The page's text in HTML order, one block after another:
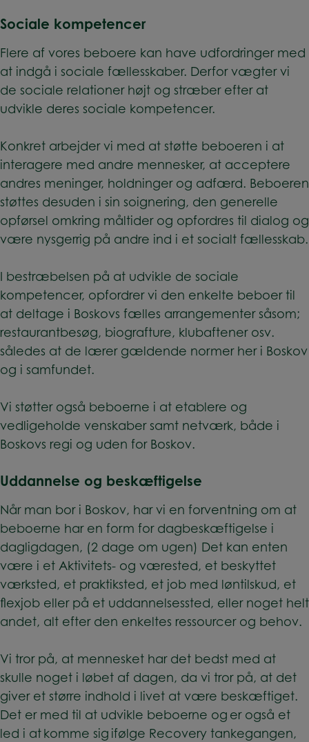
Sociale kompetencer
Flere af vores beboere kan have udfordringer med
at indgå i sociale fællesskaber. Derfor vægter vi
de sociale relationer højt og stræber efter at
udvikle deres sociale kompetencer.
Konkret arbejder vi med at støtte beboeren i at
interagere med andre mennesker, at acceptere
andres meninger, holdninger og adfærd. Beboeren
støttes desuden i sin soignering, den generelle
opførsel omkring måltider og opfordres til dialog og
være nysgerrig på andre ind i et socialt fællesskab.
I bestræbelsen på at udvikle de sociale
kompetencer, opfordrer vi den enkelte beboer til
at deltage i Boskovs fælles arrangementer såsom;
restaurantbesøg, biografture, klubaftener osv.
således at de lærer gældende normer her i Boskov
og i samfundet.
Vi støtter også beboerne i at etablere og
vedligeholde venskaber samt netværk, både i
Boskovs regi og uden for Boskov.
Uddannelse og beskæftigelse
Når man bor i Boskov, har vi en forventning om at
beboerne har en form for dagbeskæftigelse i
dagligdagen, (2 dage om ugen) Det kan enten
være i et Aktivitets- og værested, et beskyttet
værksted, et praktiksted, et job med løntilskud, et
flexjob eller på et uddannelsessted, eller noget helt
andet, alt efter den enkeltes ressourcer og behov.
Vi tror på, at mennesket har det bedst med at
skulle noget i løbet af dagen, da vi tror på, at det
giver et større indhold i livet at være beskæftiget.
Det er med til at udvikle beboerne og er også et
led i at komme sig ifølge Recovery tankegangen,